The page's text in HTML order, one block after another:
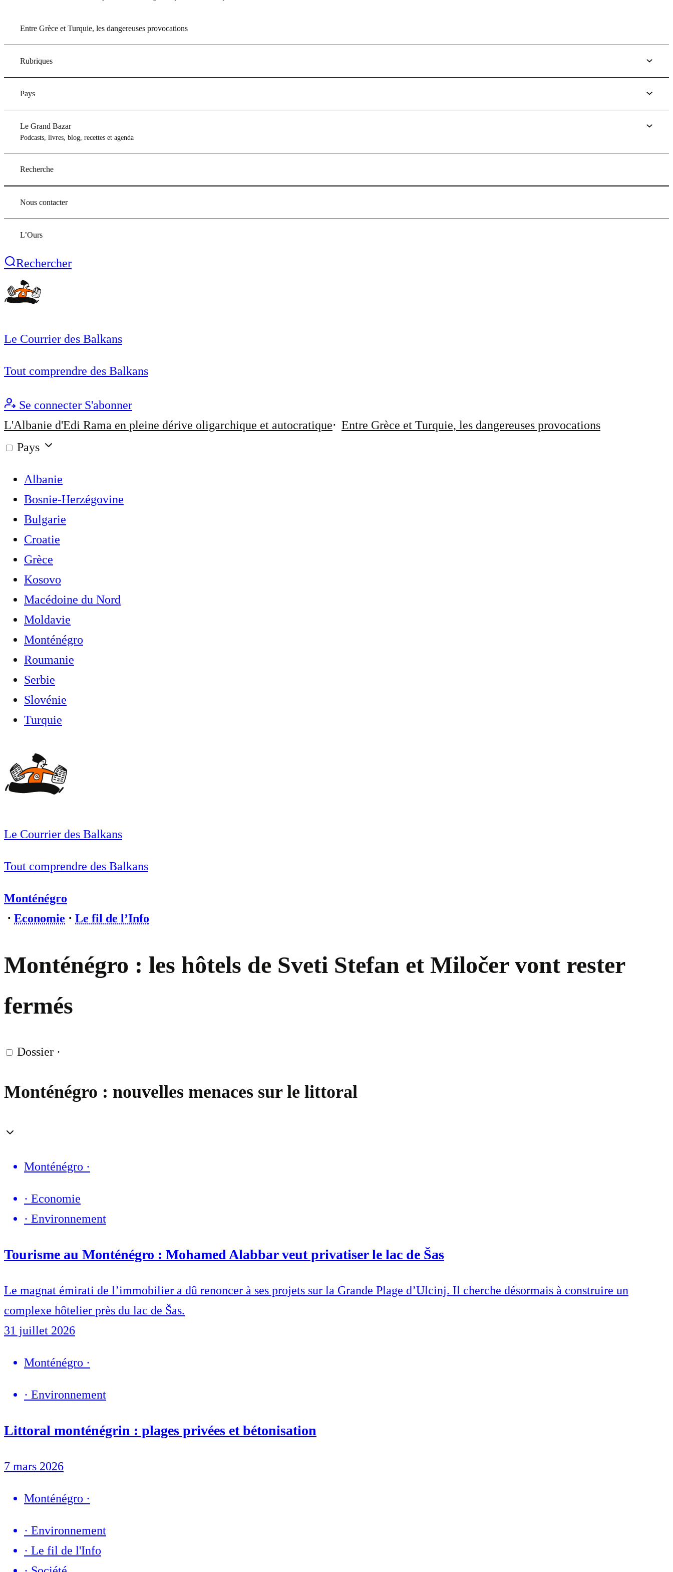
Entre Grèce et Turquie, les dangereuses provocations
Rubriques
Pays
Le Grand Bazar
Podcasts, livres, blog, recettes et agenda
Recherche
Nous contacter
L’Ours
Rechercher
Le Courrier des Balkans
Tout comprendre des Balkans
Se connecter S'abonner
L'Albanie d'Edi Rama en pleine dérive oligarchique et autocratique
Entre Grèce et Turquie, les dangereuses provocations
Pays
Albanie
Bosnie-Herzégovine
Bulgarie
Croatie
Grèce
Kosovo
Macédoine du Nord
Moldavie
Monténégro
Roumanie
Serbie
Slovénie
Turquie
Le Courrier des Balkans
Tout comprendre des Balkans
Monténégro
⋅ Economie ⋅ Le fil de l’Info
Monténégro : les hôtels de Sveti Stefan et Miločer vont rester
fermés
Dossier ·
Monténégro : nouvelles menaces sur le littoral
Monténégro ·
· Economie
· Environnement
Tourisme au Monténégro : Mohamed Alabbar veut privatiser le lac de Šas
Le magnat émirati de l’immobilier a dû renoncer à ses projets sur la Grande Plage d’Ulcinj. Il cherche désormais à construire un
complexe hôtelier près du lac de Šas.
31 juillet 2026
Monténégro ·
· Environnement
Littoral monténégrin : plages privées et bétonisation
7 mars 2026
Monténégro ·
· Environnement
· Le fil de l'Info